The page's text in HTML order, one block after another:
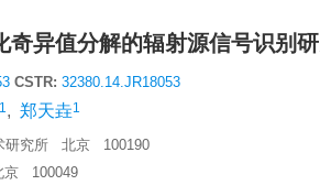
奇异值分解的辐射源信号识别
CSTR: 32380.14.JR18053
1, 郑天垚1
研究所 北京 100190
京 100049